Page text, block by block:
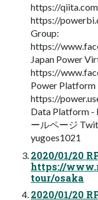
https://
https://
Group:
https://
Japan Power
https://
Power Platform
https://
Data Platform -
ールページ
yugoes1021
2020/01/20
https://
tour/osaka
2020/01/20